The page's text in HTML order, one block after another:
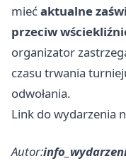
miećaktualne
przeciw
organizator
czasu trwania
odwołania.
Link do wydarzenia
Autor: